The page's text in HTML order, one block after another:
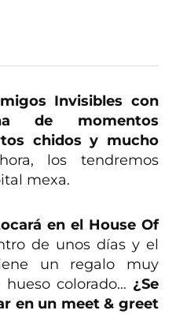
Invisibles con
de momentos
chidos y mucho
los tendremos
mexa.
en el House Of
de unos días y el
un regalo muy
colorado… ¿Se
en un meet & greet